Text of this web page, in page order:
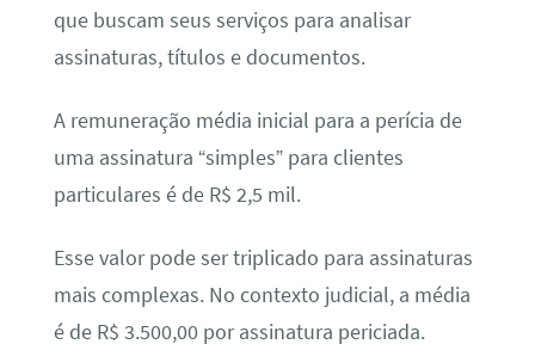
que buscam seus serviços para analisar
assinaturas, títulos e documentos.
A remuneração média inicial para a perícia de
uma assinatura “simples” para clientes
particulares é de R$ 2,5 mil.
Esse valor pode ser triplicado para assinaturas
mais complexas. No contexto judicial, a média
é de R$ 3.500,00 por assinatura periciada.